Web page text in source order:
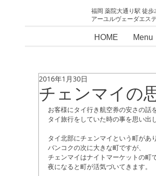
福岡 薬院大通り駅 徒歩
アーユルヴェーダエス
HOME Menu
チェンマイの
2016年1月30日
お客様にタイ行き航空券の安さの話
タイ旅行をしていた時の事を思い出
タイ北部にチェンマイという町があ
バンコクの次に大きな町ですが、
チェンマイはナイトマーケットの町
夜になると町が活気づいてきます。